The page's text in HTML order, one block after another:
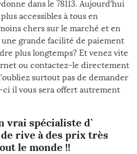
dans le 78113. Aujourd’hui
accessibles à tous en
chers sur le marché et en
grande facilité de paiement
plus longtemps? Et venez vite
ou contactez-le directement
surtout pas de demander
il vous sera offert autrement
vrai spécialiste d`
rive à des prix très
le monde !!